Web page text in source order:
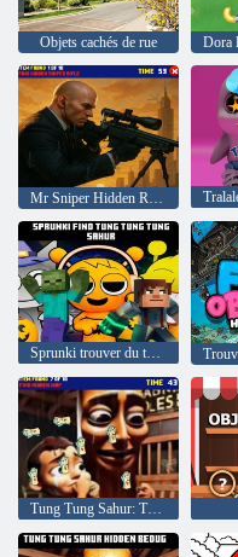
Objets cachés de rue
Mr Sniper Hidden Rifle
Tung Tung Sahur: Trouver une carte cachée